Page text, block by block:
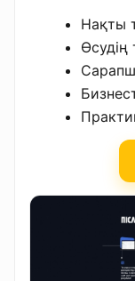
Нақты
Өсудің